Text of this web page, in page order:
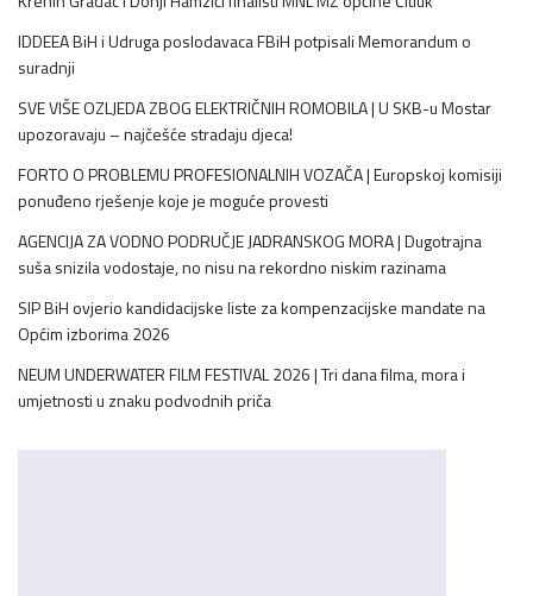
IDDEEA BiH i Udruga poslodavaca FBiH potpisali Memorandum o
suradnji
SVE VIŠE OZLJEDA ZBOG ELEKTRIČNIH ROMOBILA | U SKB-u Mostar
upozoravaju – najčešće stradaju djeca!
FORTO O PROBLEMU PROFESIONALNIH VOZAČA | Europskoj komisiji
ponuđeno rješenje koje je moguće provesti
AGENCIJA ZA VODNO PODRUČJE JADRANSKOG MORA | Dugotrajna
suša snizila vodostaje, no nisu na rekordno niskim razinama
SIP BiH ovjerio kandidacijske liste za kompenzacijske mandate na
Općim izborima 2026
NEUM UNDERWATER FILM FESTIVAL 2026 | Tri dana filma, mora i
umjetnosti u znaku podvodnih priča